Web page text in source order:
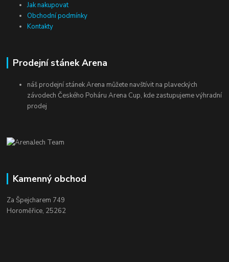
Jak nakupovat
Obchodní podmínky
Kontakty
Prodejní stánek Arena
náš prodejní stánek Arena můžete navštívit na plaveckých
závodech Českého Poháru Arena Cup, kde zastupujeme výhradní
prodej
Kamenný obchod
Za Špejcharem 749
Horoměřice, 25262